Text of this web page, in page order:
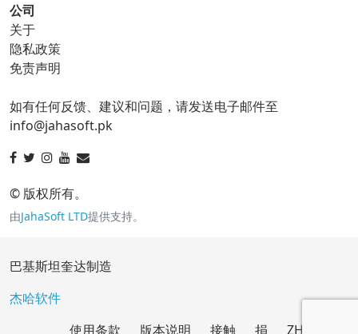
ico 转换器
ico 到 bmp
ico 到 gif ico 到 jpg
ico 到 png
ico 到 tga
jpg 到 bmp
公司
关于
隐私政策
免责声明
如有任何反馈、建议和问题，请发送电子邮件至
info@jahasoft.pk
© 版权所有。
由JahaSoft LTD提供支持。
巴基斯坦奎达制造
杰哈软件
使用条款
版本说明 接触 捐 ZH